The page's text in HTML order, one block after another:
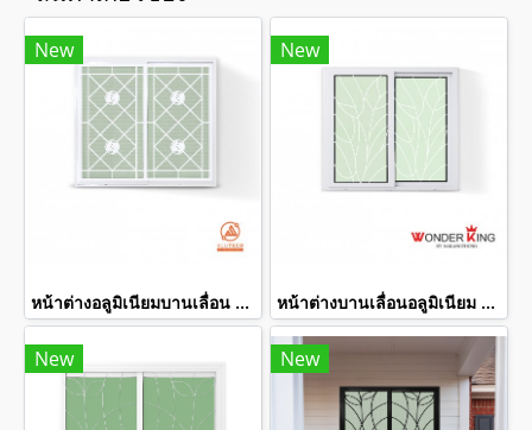
New
หน้าต่างอลูมิเนียมบานเลื่อน พร้อมเหล็กดัดลายปลาคราฟและมุ้งลวด สีขาว
New
หน้าต่างบานเลื่อนอลูมิเนียม 2 ช่อง พร้อมเหล็กดัดลายใบตอง สีขาว
New New